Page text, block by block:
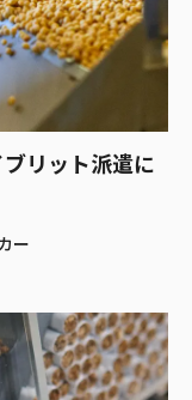
リット派遣に
ー